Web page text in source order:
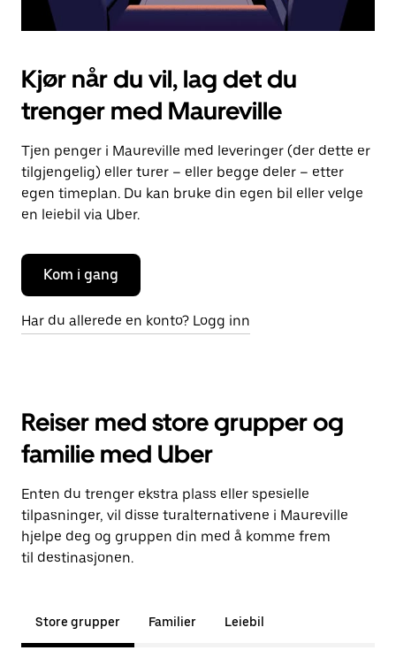
Kjør når du vil, lag det du
trenger med Maureville
Tjen penger i Maureville med leveringer (der dette er
tilgjengelig) eller turer – eller begge deler – etter
egen timeplan. Du kan bruke din egen bil eller velge
en leiebil via Uber.
Kom i gang
Har du allerede en konto? Logg inn
Reiser med store grupper og
familie med Uber
Enten du trenger ekstra plass eller spesielle
tilpasninger, vil disse turalternativene i Maureville
hjelpe deg og gruppen din med å komme frem
til destinasjonen.
Store grupper Familier Leiebil